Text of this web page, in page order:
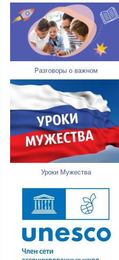
Разговоры о важном
Уроки Мужества